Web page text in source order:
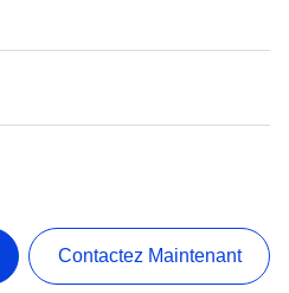
Contactez Maintenant